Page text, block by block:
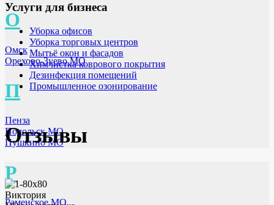
О
Омск
Орехово-Зуево МО
П
Пенза
Подольск МО
Пушкино МО
Р
Раменское МО
Услуги для бизнеса
Уборка офисов
Уборка торговых центров
Мытьё окон и фасадов
Химчистка коврового покрытия
Дезинфекция помещений
Промышленное озонирование
Отзывы
Виктория